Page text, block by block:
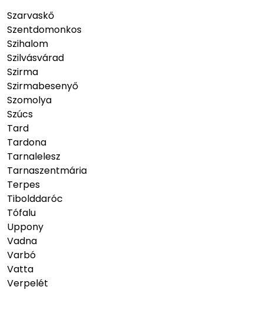
Szarvaskő
Szentdomonkos
Szihalom
Szilvásvárad
Szirma
Szirmabesenyő
Szomolya
Szúcs
Tard
Tardona
Tarnalelesz
Tarnaszentmária
Terpes
Tibolddaróc
Tófalu
Uppony
Vadna
Varbó
Vatta
Verpelét